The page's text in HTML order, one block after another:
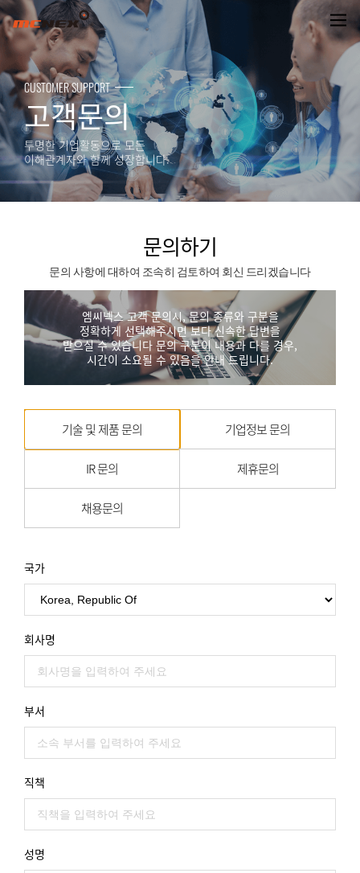
문의하기
CUSTOMER SUPPORT
고객문의
투명한 기업활동으로 모든
이해관계자와 함께 성장합니다.
문의하기
문의 사항에 대하여 조속히 검토하여 회신 드리겠습니다
엠씨넥스 고객 문의시, 문의 종류와 구분을
정확하게 선택해주시면 보다 신속한 답변을
받으실 수 있습니다 문의 구분이 내용과 다를 경우,
시간이 소요될 수 있음을 안내 드립니다.
기술 및 제품 문의 기업정보 문의
IR 문의 제휴문의
채용문의
국가
회사명
부서
직책
성명